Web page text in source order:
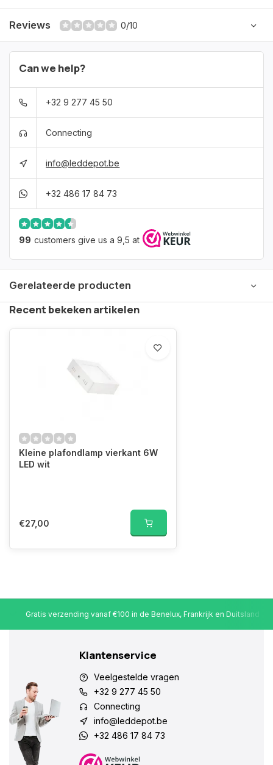
Reviews 0/10
Can we help?
+32 9 277 45 50
Connecting
info@leddepot.be
+32 486 17 84 73
99 customers give us a 9,5 at
Gerelateerde producten
Recent bekeken artikelen
Kleine plafondlamp vierkant 6W
LED wit
€27,00
Gratis verzending vanaf €100 in de Benelux, Frankrijk en Duitsland
Klantenservice
Veelgestelde vragen
+32 9 277 45 50
Connecting
info@leddepot.be
+32 486 17 84 73